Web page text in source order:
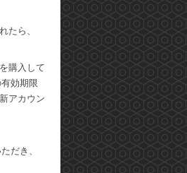
たら、
購入して
効期限
アカウン
だき、